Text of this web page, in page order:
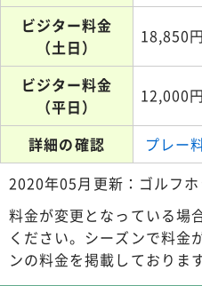
ビジター料金
（土日）
18,850円
ビジター料金
（平日）
12,000円
詳細の確認
プレー
2020年05月更新：ゴルフ
料金が変更となっている場
ください。シーズンで料金
ンの料金を掲載しておりま